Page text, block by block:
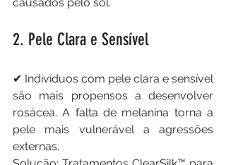
2. Pele Clara e Sensível
✔ Indivíduos com pele clara e sensível
são mais propensos a desenvolver
rosácea. A falta de melanina torna a
pele mais vulnerável a agressões
externas.